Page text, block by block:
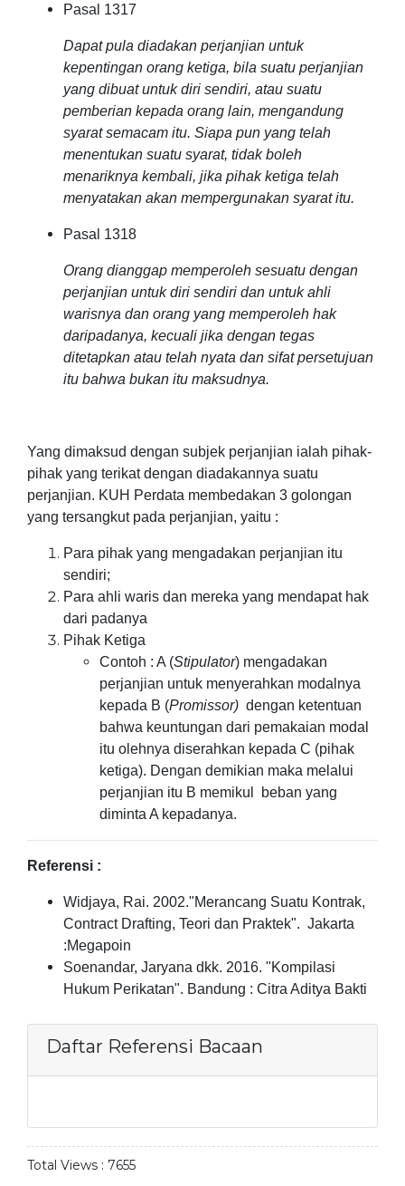
Pasal 1317
Dapat pula diadakan perjanjian untuk
kepentingan orang ketiga, bila suatu perjanjian
yang dibuat untuk diri sendiri, atau suatu
pemberian kepada orang lain, mengandung
syarat semacam itu. Siapa pun yang telah
menentukan suatu syarat, tidak boleh
menariknya kembali, jika pihak ketiga telah
menyatakan akan mempergunakan syarat itu.
Pasal 1318
Orang dianggap memperoleh sesuatu dengan
perjanjian untuk diri sendiri dan untuk ahli
warisnya dan orang yang memperoleh hak
daripadanya, kecuali jika dengan tegas
ditetapkan atau telah nyata dan sifat persetujuan
itu bahwa bukan itu maksudnya.
Yang dimaksud dengan subjek perjanjian ialah pihak-
pihak yang terikat dengan diadakannya suatu
perjanjian. KUH Perdata membedakan 3 golongan
yang tersangkut pada perjanjian, yaitu :
Para pihak yang mengadakan perjanjian itu
sendiri;
Para ahli waris dan mereka yang mendapat hak
dari padanya
Pihak Ketiga
Contoh : A (Stipulator) mengadakan
perjanjian untuk menyerahkan modalnya
kepada B (Promissor) dengan ketentuan
bahwa keuntungan dari pemakaian modal
itu olehnya diserahkan kepada C (pihak
ketiga). Dengan demikian maka melalui
perjanjian itu B memikul beban yang
diminta A kepadanya.
Referensi :
Widjaya, Rai. 2002."Merancang Suatu Kontrak,
Contract Drafting, Teori dan Praktek". Jakarta
:Megapoin
Soenandar, Jaryana dkk. 2016. "Kompilasi
Hukum Perikatan". Bandung : Citra Aditya Bakti
Daftar Referensi Bacaan
Total Views : 7655